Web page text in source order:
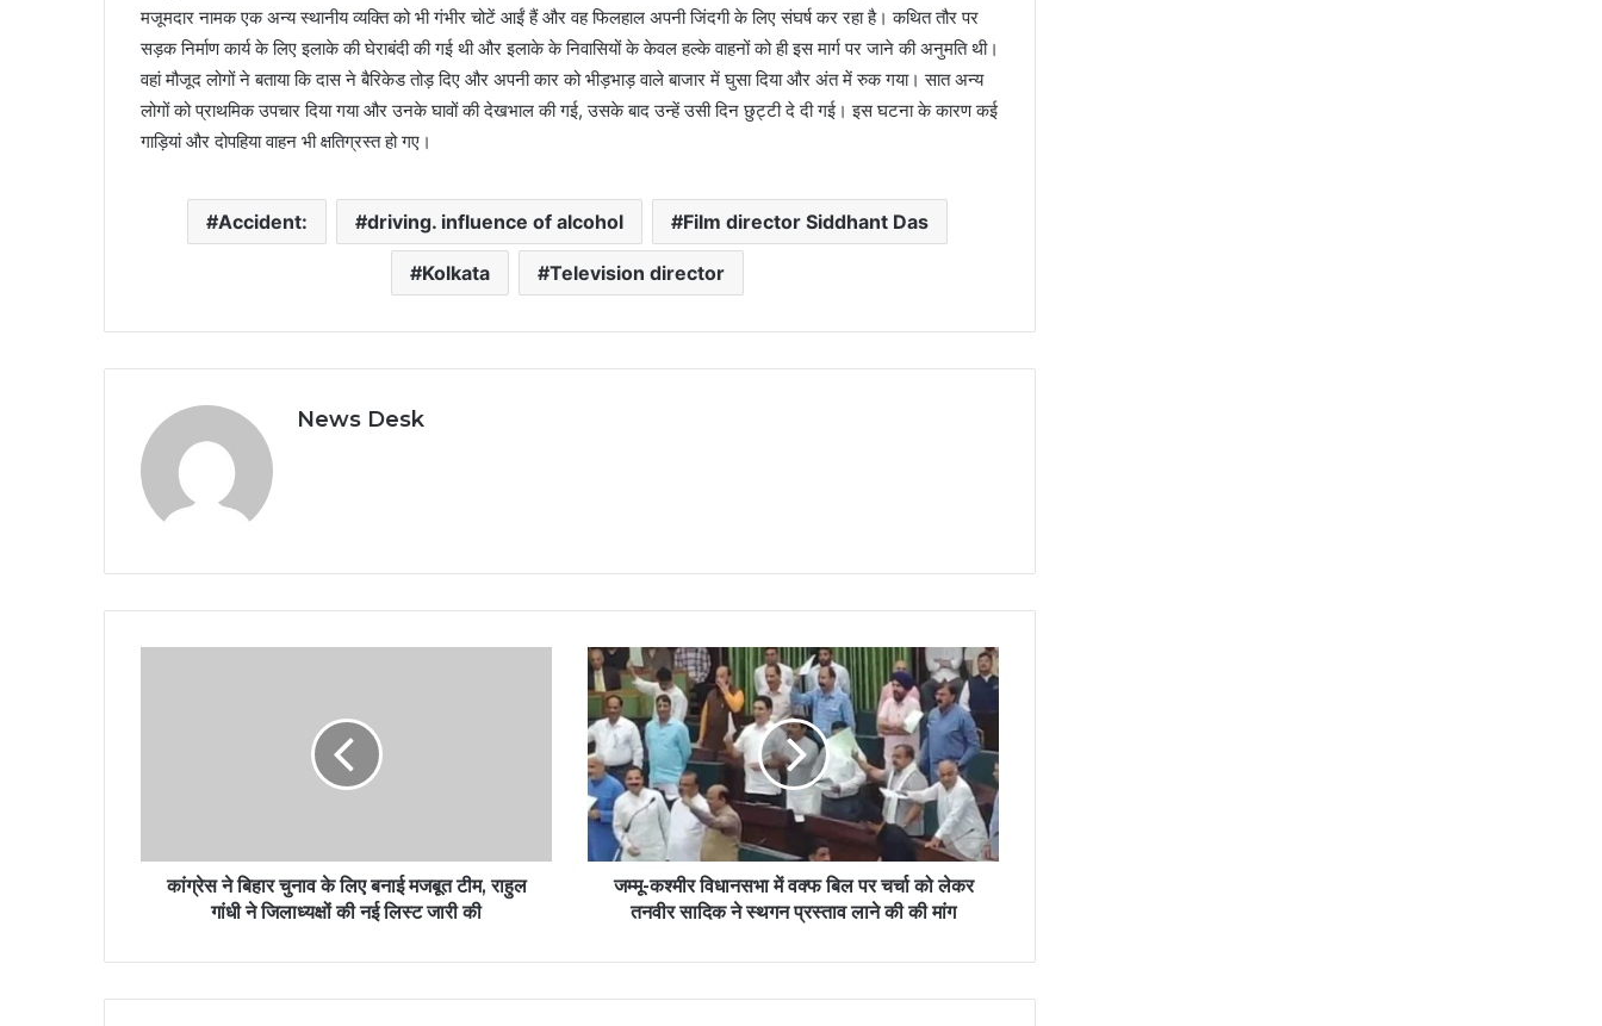
मजूमदार नामक एक अन्य स्थानीय व्यक्ति को भी गंभीर चोटें आईं हैं और वह फिलहाल अपनी जिंदगी के लिए संघर्ष कर रहा है। कथित तौर पर
सड़क निर्माण कार्य के लिए इलाके की घेराबंदी की गई थी और इलाके के निवासियों के केवल हल्के वाहनों को ही इस मार्ग पर जाने की अनुमति थी।
वहां मौजूद लोगों ने बताया कि दास ने बैरिकेड तोड़ दिए और अपनी कार को भीड़भाड़ वाले बाजार में घुसा दिया और अंत में रुक गया। सात अन्य
लोगों को प्राथमिक उपचार दिया गया और उनके घावों की देखभाल की गई, उसके बाद उन्हें उसी दिन छुट्टी दे दी गई। इस घटना के कारण कई
गाड़ियां और दोपहिया वाहन भी क्षतिग्रस्त हो गए।
Accident: driving. influence of alcohol Film director Siddhant Das
Kolkata Television director
News Desk
कांग्रेस ने बिहार चुनाव के लिए बनाई मजबूत टीम, राहुल
गांधी ने जिलाध्यक्षों की नई लिस्ट जारी की
जम्मू-कश्मीर विधानसभा में वक्फ बिल पर चर्चा को लेकर
तनवीर सादिक ने स्थगन प्रस्ताव लाने की की मांग